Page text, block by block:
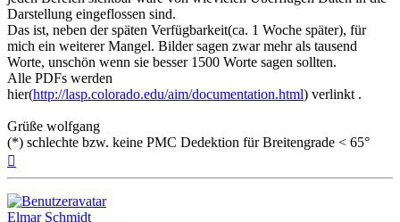
Darstellung eingeflossen sind.
Das ist, neben der späten Verfügbarkeit(ca. 1 Woche später), für
mich ein weiterer Mangel. Bilder sagen zwar mehr als tausend
Worte, unschön wenn sie besser 1500 Worte sagen sollten.
Alle PDFs werden
hier(http://lasp.colorado.edu/aim/documentation.html) verlinkt .
Grüße wolfgang
(*) schlechte bzw. keine PMC Dedektion für Breitengrade < 65°
Elmar Schmidt